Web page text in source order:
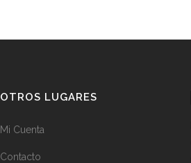
OTROS LUGARES
Mi Cuenta
Contacto